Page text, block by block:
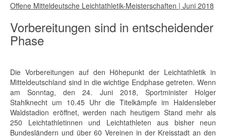
Offene Mitteldeutsche Leichtathletik-Meisterschaften | Juni 2018
Vorbereitungen sind in entscheidender
Phase
Die Vorbereitungen auf den Höhepunkt der Leichtathletik in
Mitteldeutschland sind in die wichtige Endphase getreten. Wenn
am Sonntag, den 24. Juni 2018, Sportminister Holger
Stahlknecht um 10.45 Uhr die Titelkämpfe im Haldensleber
Waldstadion eröffnet, werden nach heutigem Stand mehr als
250 Leichtathletinnen und Leichtathleten aus bisher neun
Bundesländern und über 60 Vereinen in der Kreisstadt an den